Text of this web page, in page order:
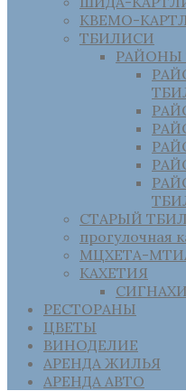
КВЕМО-
ТБИЛИСИ
РАЙОНЫ
СТАРЫЙ
прогулочная
МЦХЕТА-
КАХЕТИЯ
СИГНАХИ
РЕСТОРАНЫ
ЦВЕТЫ
ВИНОДЕЛИЕ
АРЕНДА ЖИЛЬЯ
АРЕНДА АВТО